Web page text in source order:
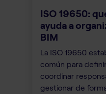
ISO 19650:
ayuda a
BIM
La ISO 19650
común para
coordinar
gestionar de